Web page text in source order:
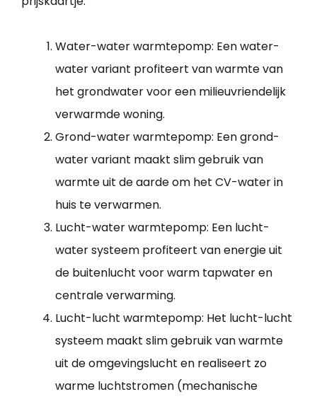
Water-water warmtepomp: Een water-
water variant profiteert van warmte van
het grondwater voor een milieuvriendelijk
verwarmde woning.
Grond-water warmtepomp: Een grond-
water variant maakt slim gebruik van
warmte uit de aarde om het CV-water in
huis te verwarmen.
Lucht-water warmtepomp: Een lucht-
water systeem profiteert van energie uit
de buitenlucht voor warm tapwater en
centrale verwarming.
Lucht-lucht warmtepomp: Het lucht-lucht
systeem maakt slim gebruik van warmte
uit de omgevingslucht en realiseert zo
warme luchtstromen (mechanische